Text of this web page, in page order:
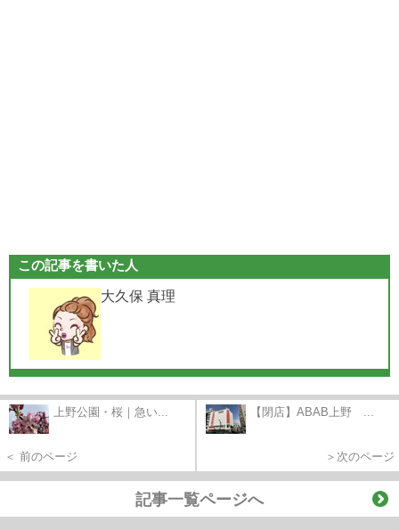
この記事を書いた人
大久保 真理
上野公園・桜｜急い...
＜ 前のページ
【閉店】ABAB上野 ...
＞次のページ
記事一覧ページへ